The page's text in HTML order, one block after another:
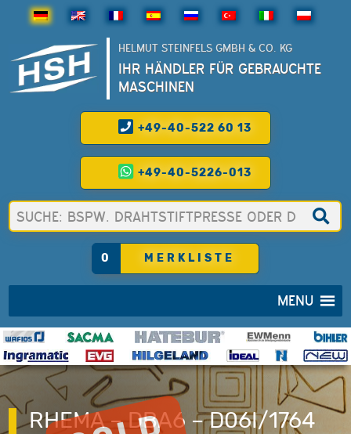
HELMUT STEINFELS GMBH & CO. KG
IHR HÄNDLER FÜR GEBRAUCHTE
MASCHINEN
+49-40-522 60 13
+49-40-5226-013
0 MERKLISTE
MENU
RHEMA – DBA6 – D06I/1764